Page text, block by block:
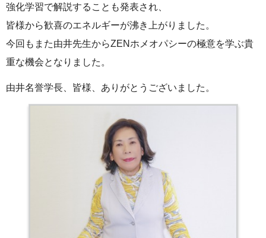
強化学習で解説することも発表され、
皆様から歓喜のエネルギーが沸き上がりました。
今回もまた由井先生からZENホメオパシーの極意を学ぶ貴
重な機会となりました。
由井名誉学長、皆様、ありがとうございました。